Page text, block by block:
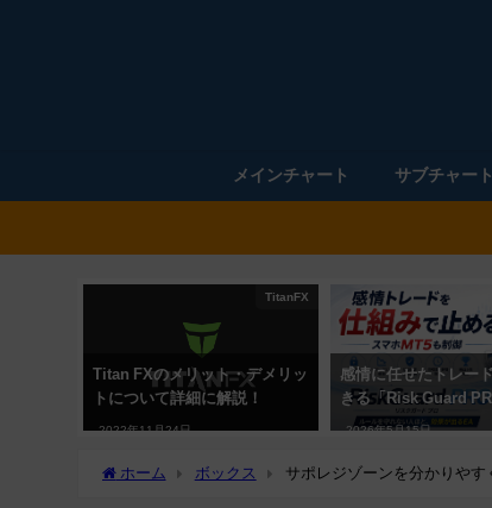
メインチャート サブチャート
TitanFX
Titan FXのメリット・デメリッ
トについて詳細に解説！
2022年11月24日
感情に任せたトレー
きる「Risk Guard
2026年5月15日
ホーム ボックス サポレジゾーンを分かりやす